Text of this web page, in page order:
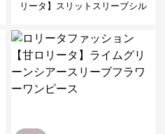
リータ】スリットスリーブシル